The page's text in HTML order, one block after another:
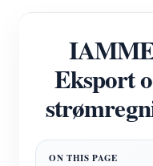
Trefase Wi-Fi
Trefase Wi-
Trefase Wi-
WiFi Power
Eksport